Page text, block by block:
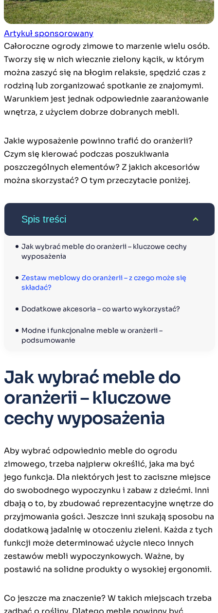
Artykuł sponsorowany
Całoroczne ogrody zimowe to marzenie wielu osób.
Tworzy się w nich wiecznie zielony kącik, w którym
można zaszyć się na błogim relaksie, spędzić czas z
rodziną lub zorganizować spotkanie ze znajomymi.
Warunkiem jest jednak odpowiednie zaaranżowanie
wnętrza, z użyciem dobrze dobranych mebli.
Jakie wyposażenie powinno trafić do oranżerii?
Czym się kierować podczas poszukiwania
poszczególnych elementów? Z jakich akcesoriów
można skorzystać? O tym przeczytacie poniżej.
Spis treści
Jak wybrać meble do oranżerii – kluczowe cechy
wyposażenia
Zestaw meblowy do oranżerii – z czego może się
składać?
Dodatkowe akcesoria – co warto wykorzystać?
Modne i funkcjonalne meble w oranżerii –
podsumowanie
Jak wybrać meble do
oranżerii – kluczowe
cechy wyposażenia
Aby wybrać odpowiednio meble do ogrodu
zimowego, trzeba najpierw określić, jaka ma być
jego funkcja. Dla niektórych jest to zaciszne miejsce
do swobodnego wypoczynku i zabaw z dziećmi. Inni
dbają o to, by zbudować reprezentacyjne wnętrze do
przyjmowania gości. Jeszcze inni szukają sposobu na
dodatkową jadalnię w otoczeniu zieleni. Każda z tych
funkcji może determinować użycie nieco innych
zestawów mebli wypoczynkowych. Ważne, by
postawić na solidne produkty o wysokiej ergonomii.
Co jeszcze ma znaczenie? W takich miejscach trzeba